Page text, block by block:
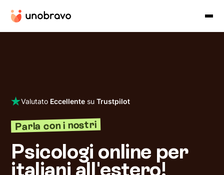
Valutato Eccellente suTrustpilot
Parla con i nostri
Psicologi online per
italiani all'estero!